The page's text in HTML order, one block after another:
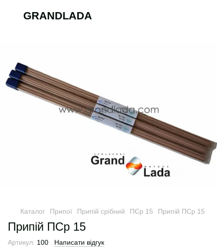
GRANDLADA
Каталог Припої Припій срібний ПСр 15 Припій ПСр 15
Припій ПСр 15
Артикул: 100 Написати відгук